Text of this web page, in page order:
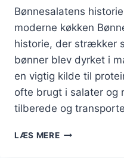
Bønnesalatens
moderne køkken
historie, der strækker
bønner blev dyrket i
en vigtig kilde til
ofte brugt i salater og
tilberede og
LÆS MEREBØNNESALAT